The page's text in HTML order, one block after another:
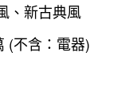
、新古典風
(不含：電器)